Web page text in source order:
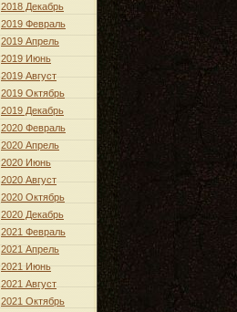
2018 Декабрь
2019 Февраль
2019 Апрель
2019 Июнь
2019 Август
2019 Октябрь
2019 Декабрь
2020 Февраль
2020 Апрель
2020 Июнь
2020 Август
2020 Октябрь
2020 Декабрь
2021 Февраль
2021 Апрель
2021 Июнь
2021 Август
2021 Октябрь